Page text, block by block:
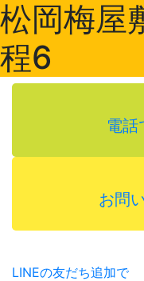
松岡梅屋
程6
電話
お問
LINEの友だち追加で